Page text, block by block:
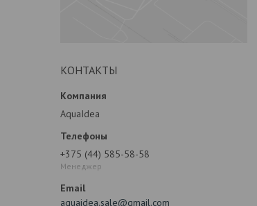
КОНТАКТЫ
AquaIdea
+375 (44) 585-58-58
Менеджер
aquaidea.sale@gmail.com